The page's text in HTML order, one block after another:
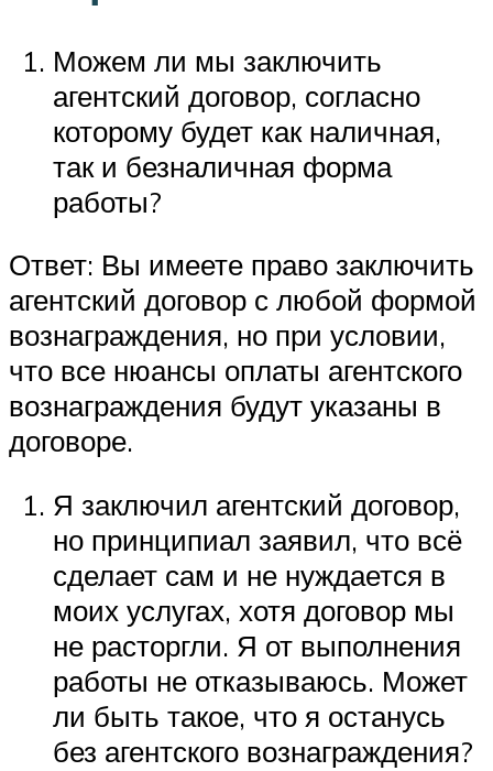
Можем ли мы заключить
агентский договор, согласно
которому будет как наличная,
так и безналичная форма
работы?
Ответ: Вы имеете право заключить
агентский договор с любой формой
вознаграждения, но при условии,
что все нюансы оплаты агентского
вознаграждения будут указаны в
договоре.
Я заключил агентский договор,
но принципиал заявил, что всё
сделает сам и не нуждается в
моих услугах, хотя договор мы
не расторгли. Я от выполнения
работы не отказываюсь. Может
ли быть такое, что я останусь
без агентского вознаграждения?